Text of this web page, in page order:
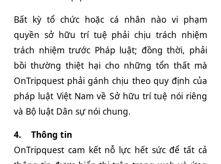
Bất kỳ tổ chức hoặc cá nhân nào vi phạm
quyền sở hữu trí tuệ phải chịu trách nhiệm
trách nhiệm trước Pháp luật; đồng thời, phải
bồi thường thiệt hại cho những tổn thất mà
OnTripquest phải gánh chịu theo quy định của
pháp luật Việt Nam về Sở hữu trí tuệ nói riêng
và Bộ luật Dân sự nói chung.
4.
Thông tin
OnTripquest cam kết nỗ lực hết sức để tất cả